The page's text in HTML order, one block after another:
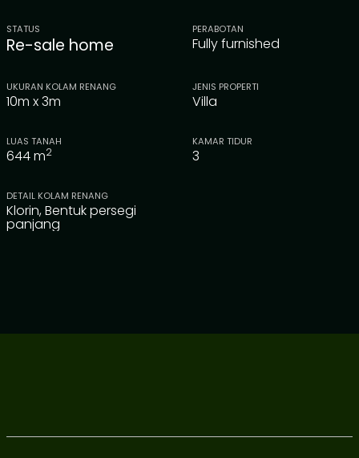
STATUS
Re-sale home
PERABOTAN
Fully furnished
UKURAN KOLAM RENANG
10m x 3m
JENIS PROPERTI
Villa
LUAS TANAH
644m2
KAMAR TIDUR
3
DETAIL KOLAM RENANG
Klorin, Bentuk persegi
panjang